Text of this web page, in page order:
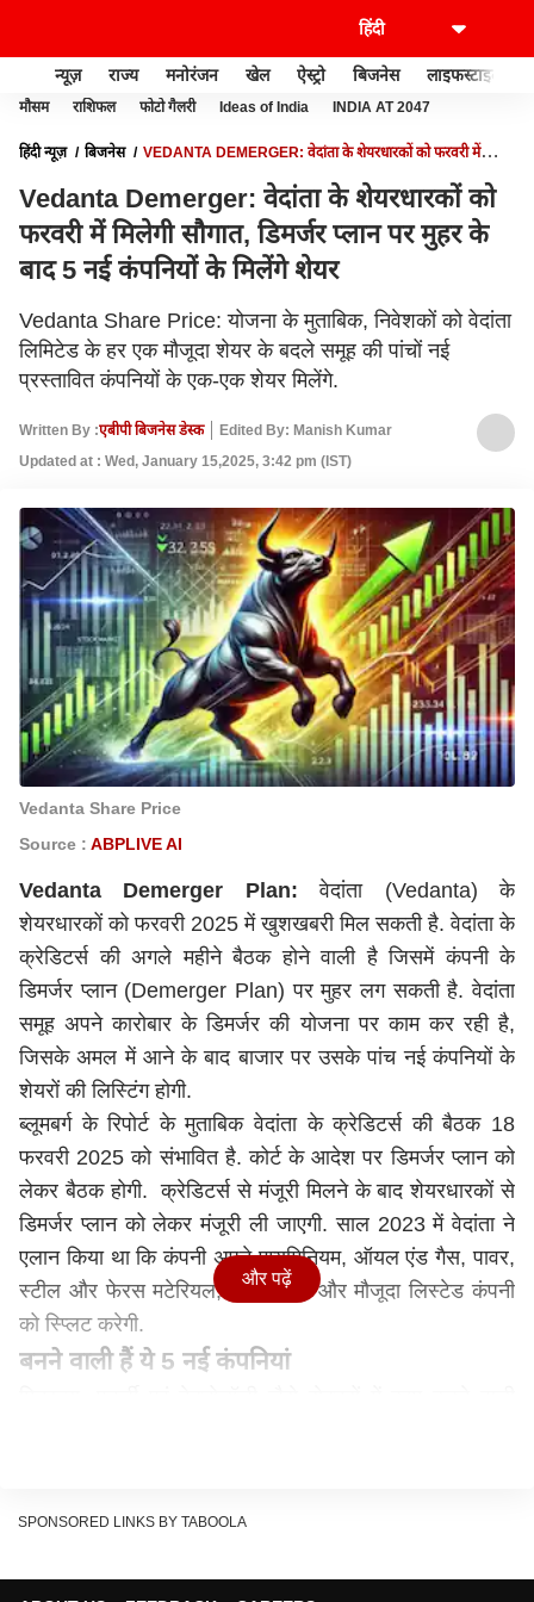
न्यूज़ राज्य मनोरंजन खेल ऐस्ट्रो बिजनेस लाइफस्टाइल
मौसम राशिफल फोटो गैलरी Ideas of India INDIA AT 2047
हिंदी न्यूज़ बिजनेस
VEDANTA DEMERGER: वेदांता के शेयरधारकों को फरवरी में
Vedanta Demerger: वेदांता के शेयरधारकों को
फरवरी में मिलेगी सौगात, डिमर्जर प्लान पर मुहर के
बाद 5 नई कंपनियों के मिलेंगे शेयर
Vedanta Share Price: योजना के मुताबिक, निवेशकों को वेदांता
लिमिटेड के हर एक मौजूदा शेयर के बदले समूह की पांचों नई
प्रस्तावित कंपनियों के एक-एक शेयर मिलेंगे.
Written By :एबीपी बिजनेस डेस्क
Edited By: Manish Kumar
Updated at : Wed, January 15,2025, 3:42 pm (IST)
Vedanta Share Price
Source : ABPLIVE AI
Vedanta Demerger Plan: वेदांता (Vedanta) के
शेयरधारकों को फरवरी 2025 में खुशखबरी मिल सकती है. वेदांता के
क्रेडिटर्स की अगले महीने बैठक होने वाली है जिसमें कंपनी के
डिमर्जर प्लान (Demerger Plan) पर मुहर लग सकती है. वेदांता
समूह अपने कारोबार के डिमर्जर की योजना पर काम कर रही है,
जिसके अमल में आने के बाद बाजार पर उसके पांच नई कंपनियों के
शेयरों की लिस्टिंग होगी.
ब्लूमबर्ग के रिपोर्ट के मुताबिक वेदांता के क्रेडिटर्स की बैठक 18
फरवरी 2025 को संभावित है. कोर्ट के आदेश पर डिमर्जर प्लान को
लेकर बैठक होगी. क्रेडिटर्स से मंजूरी मिलने के बाद शेयरधारकों से
डिमर्जर प्लान को लेकर मंजूरी ली जाएगी. साल 2023 में वेदांता ने
एलान किया था कि कंपनी अपने एम्युमिनियम, ऑयल एंड गैस, पावर,
स्टील और फेरस मटेरियल, बेस मेटल्स और मौजूदा लिस्टेड कंपनी
को स्प्लिट करेगी.
बनने वाली हैं ये 5 नई कंपनियां
ऑयल एण्ड गैस, वेदांता पावर, वेदांता स्टील एण्ड फैरस मटीरियल्स,
पर लिस्ट होंगे.
और पढ़ें
SPONSORED LINKS BY TABOOLA